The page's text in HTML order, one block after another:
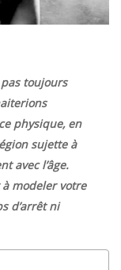
toujours
physique, en
sujette à
avec l’âge.
modeler votre
d’arrêt ni